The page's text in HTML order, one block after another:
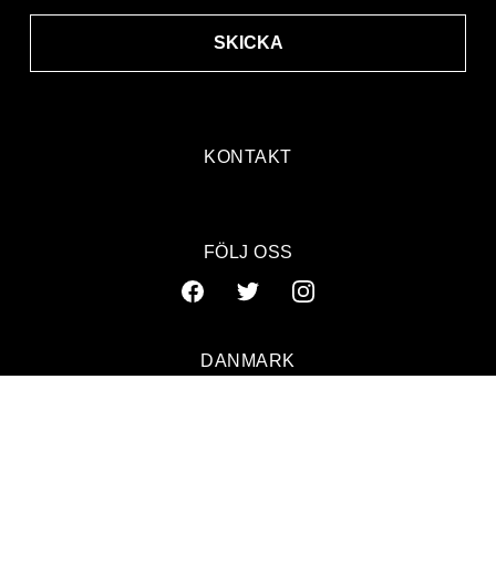
KONTAKT
SKICKA
FÖLJ OSS
DANMARK